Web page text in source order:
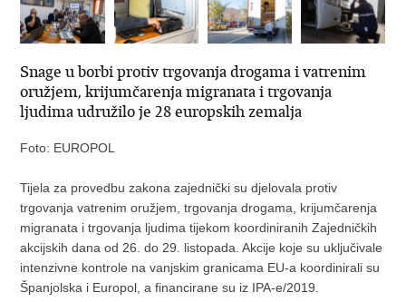
Snage u borbi protiv trgovanja drogama i vatrenim
oružjem, krijumčarenja migranata i trgovanja
ljudima udružilo je 28 europskih zemalja
Foto: EUROPOL
Tijela za provedbu zakona zajednički su djelovala protiv
trgovanja vatrenim oružjem, trgovanja drogama, krijumčarenja
migranata i trgovanja ljudima tijekom koordiniranih Zajedničkih
akcijskih dana od 26. do 29. listopada. Akcije koje su uključivale
intenzivne kontrole na vanjskim granicama EU-a koordinirali su
Španjolska i Europol, a financirane su iz IPA-e/2019.